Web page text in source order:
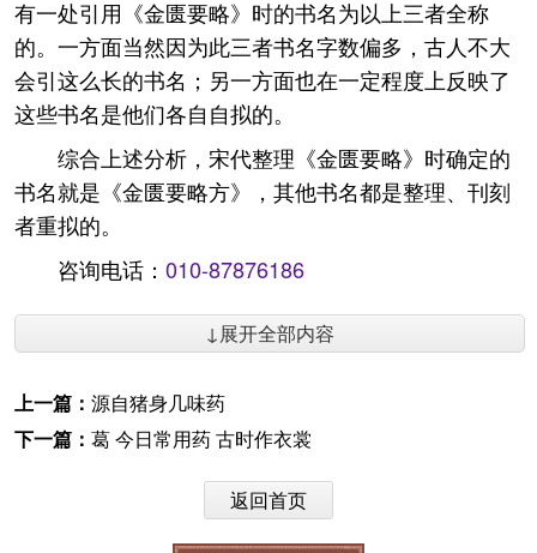
有一处引用《金匮要略》时的书名为以上三者全称
的。一方面当然因为此三者书名字数偏多，古人不大
会引这么长的书名；另一方面也在一定程度上反映了
这些书名是他们各自自拟的。
综合上述分析，宋代整理《金匮要略》时确定的
书名就是《金匮要略方》，其他书名都是整理、刊刻
者重拟的。
咨询电话： 010-87876186
↓展开全部内容
上一篇： 源自猪身几味药
下一篇： 葛 今日常用药 古时作衣裳
返回首页